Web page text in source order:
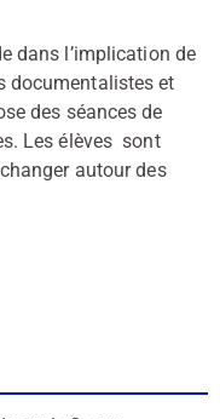
dans l’implication de
documentalistes et
des séances de
Les élèves sont
autour des